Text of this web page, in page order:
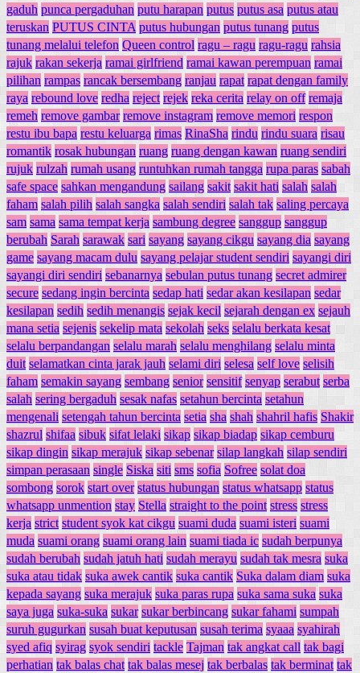
gaduh punca pergaduhan putu harapan putus putus asa putus atau
teruskan PUTUS CINTA putus hubungan putus tunang putus
tunang melalui telefon Queen control ragu – ragu ragu-ragu rahsia
rajuk rakan sekerja ramai girlfriend ramai kawan perempuan ramai
pilihan rampas rancak bersembang ranjau rapat rapat dengan family
raya rebound love redha reject rejek reka cerita relay on off remaja
remeh remove gambar remove instagram remove memori respon
restu ibu bapa restu keluarga rimas RinaSha rindu rindu suara risau
romantik rosak hubungan ruang ruang dengan kawan ruang sendiri
rujuk rulzah rumah usang runtuhkan rumah tangga rupa paras sabah
safe space sahkan mengandung sailang sakit sakit hati salah salah
faham salah pilih salah sangka salah sendiri salah tak saling percaya
sam sama sama tempat kerja sambung degree sanggup sanggup
berubah Sarah sarawak sari sayang sayang cikgu sayang dia sayang
game sayang macam dulu sayang pelajar student sendiri sayangi diri
sayangi diri sendiri sebanarnya sebulan putus tunang secret admirer
secure sedang ingin bercinta sedap hati sedar akan kesilapan sedar
kesilapan sedih sedih menangis sejak kecil sejarah dengan ex sejauh
mana setia sejenis sekelip mata sekolah seks selalu berkata kesat
selalu berpandangan selalu marah selalu menghilang selalu minta
duit selamatkan cinta jarak jauh selami diri selesa self love selisih
faham semakin sayang sembang senior sensitif senyap serabut serba
salah sering bergaduh sesak nafas setahun bercinta setahun
mengenali setengah tahun bercinta setia sha shah shahril hafis Shakir
shazrul shifaa sibuk sifat lelaki sikap sikap biadap sikap cemburu
sikap dingin sikap merajuk sikap sebenar silap langkah silap sendiri
simpan perasaan single Siska siti sms sofia Sofree solat doa
sombong sorok start over status hubungan status whatsapp status
whatsapp unmention stay Stella straight to the point stress stress
kerja strict student syok kat cikgu suami duda suami isteri suami
muda suami orang suami orang lain suami tiada ic sudah berpunya
sudah berubah sudah jatuh hati sudah merayu sudah tak mesra suka
suka atau tidak suka awek cantik suka cantik Suka dalam diam suka
kepada sayang suka merajuk suka paras rupa suka sama suka suka
saya juga suka-suka sukar sukar berbincang sukar fahami sumpah
suruh gugurkan susah buat keputusan susah terima syaaa syahirah
syed afiq syirag syok sendiri tackle Tajman tak angkat call tak bagi
perhatian tak balas chat tak balas mesej tak berbalas tak berminat tak